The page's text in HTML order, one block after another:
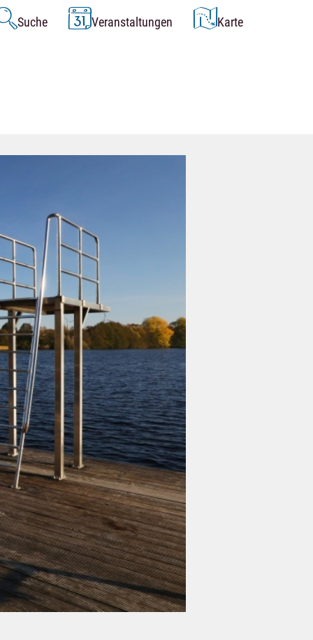
Suche Veranstaltungen Karte